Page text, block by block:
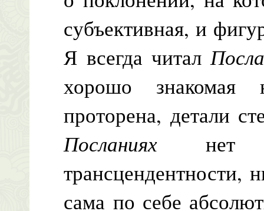
субъективная, и
Я всегда читал
хорошо
проторена, детали
Посланиях нет
трансцендентности,
сама по себе